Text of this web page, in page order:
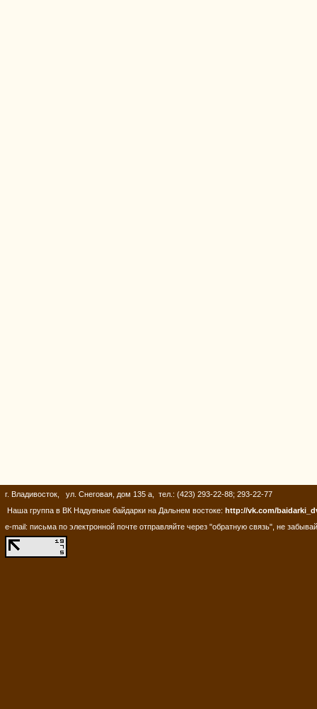
г. Владивосток, ул. Снеговая, дом 135 а, тел.: (423) 293-22-88; 293-22-77
Наша группа в ВК Надувные байдарки на Дальнем востоке: http://vk.com/
e-mail: письма по электронной почте отправляйте через "обратную связь", не